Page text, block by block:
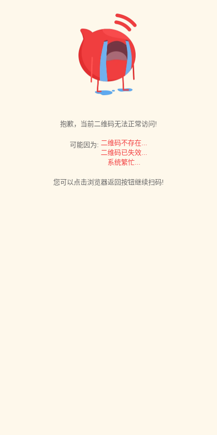
抱歉，当前二维码无法正常访问!
可能因为: 二维码不存在...
二维码已失效...
系统繁忙...
您可以点击浏览器返回按钮继续扫码!